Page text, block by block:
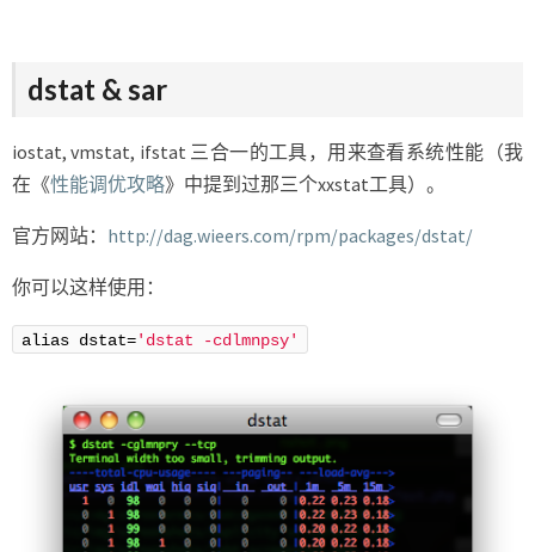
dstat & sar
iostat, vmstat, ifstat 三合一的工具，用来查看系统性能（我
在《性能调优攻略》中提到过那三个xxstat工具）。
官方网站： http://dag.wieers.com/rpm/packages/dstat/
你可以这样使用：
alias dstat='dstat -cdlmnpsy'